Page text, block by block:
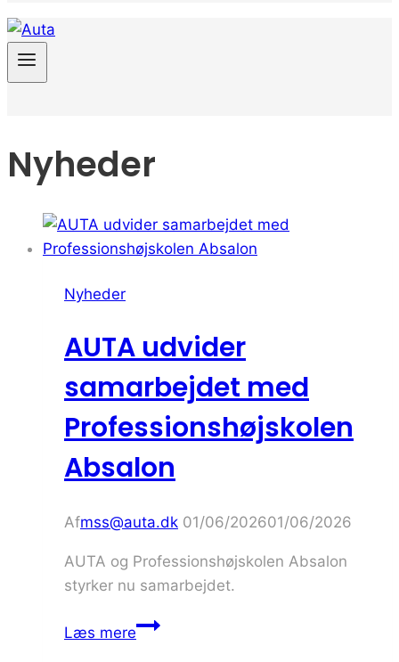
Nyheder
Nyheder
AUTA udvider
samarbejdet med
Professionshøjskolen
Absalon
Afmss@auta.dk 01/06/202601/06/2026
AUTA og Professionshøjskolen Absalon
styrker nu samarbejdet.
Læs mereAUTA